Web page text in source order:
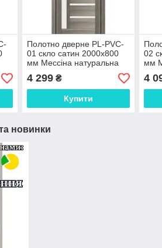
Полотно дверне PL-PVC-
01 скло сатин 2000х800
мм Мессіна натуральна
4 299₴
Купити
02
мм
4
новинки